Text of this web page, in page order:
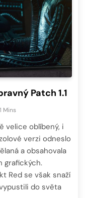
Patch 1.1
1 Mins
velice oblíbený, i
verzi odneslo
a obsahovala
grafických.
Red se však snaží
do světa